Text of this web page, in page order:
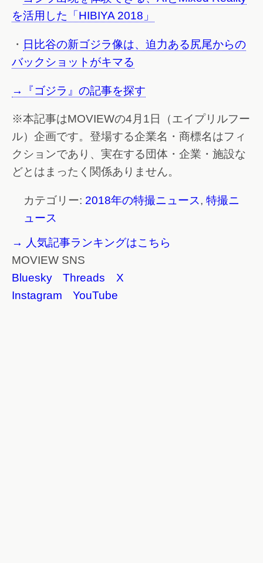
を活用した「HIBIYA 2018」
・ 日比谷の新ゴジラ像は、迫力ある尻尾からの
バックショットがキマる
→『ゴジラ』の記事を探す
※本記事はMOVIEWの4月1日（エイプリルフー
ル）企画です。登場する企業名・商標名はフィ
クションであり、実在する団体・企業・施設な
どとはまったく関係ありません。
カテゴリー: 2018年の特撮ニュース, 特撮ニ
ュース
→ 人気記事ランキングはこちら
MOVIEW SNS
Bluesky
Threads
X
Instagram
YouTube